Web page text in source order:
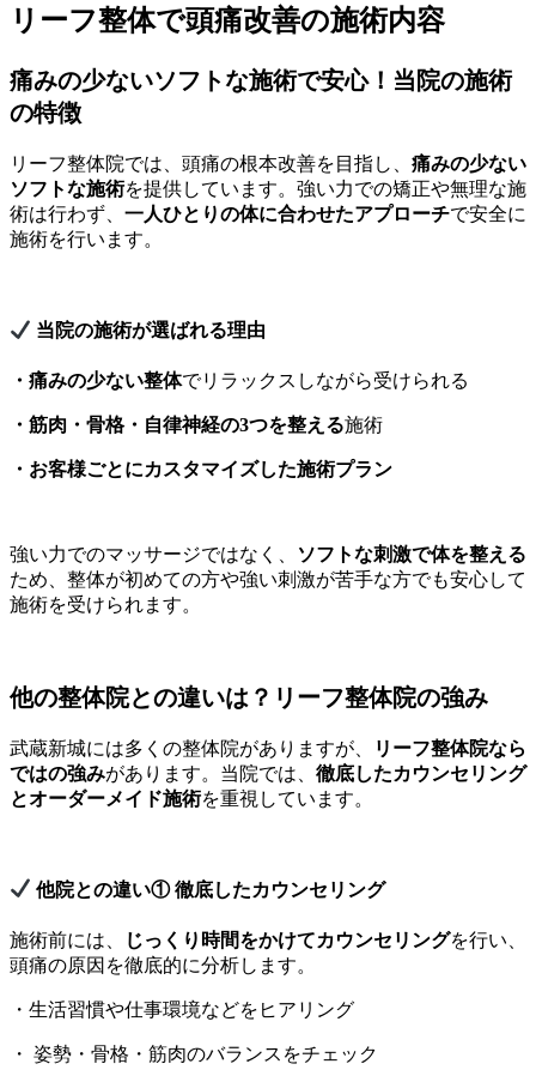
リーフ整体で頭痛改善の施術内容
痛みの少ないソフトな施術で安心！当院の施術
の特徴
リーフ整体院では、頭痛の根本改善を目指し、 痛みの少ない
ソフトな施術を提供しています。強い力での矯正や無理な施
術は行わず、 一人ひとりの体に合わせたアプローチで安全に
施術を行います。
当院の施術が選ばれる理由
・痛みの少ない整体でリラックスしながら受けられる
・筋肉・骨格・自律神経の3つを整える施術
・お客様ごとにカスタマイズした施術プラン
強い力でのマッサージではなく、
ソフトな刺激で体を整える
ため、整体が初めての方や強い刺激が苦手な方でも安心して
施術を受けられます。
他の整体院との違いは？リーフ整体院の強み
武蔵新城には多くの整体院がありますが、
リーフ整体院なら
ではの強みがあります。当院では、 徹底したカウンセリング
とオーダーメイド施術を重視しています。
他院との違い① 徹底したカウンセリング
施術前には、 じっくり時間をかけてカウンセリングを行い、
頭痛の原因を徹底的に分析します。
・生活習慣や仕事環境などをヒアリング
・ 姿勢・骨格・筋肉のバランスをチェック